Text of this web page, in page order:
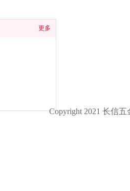
更多
Copyright 2021 长信